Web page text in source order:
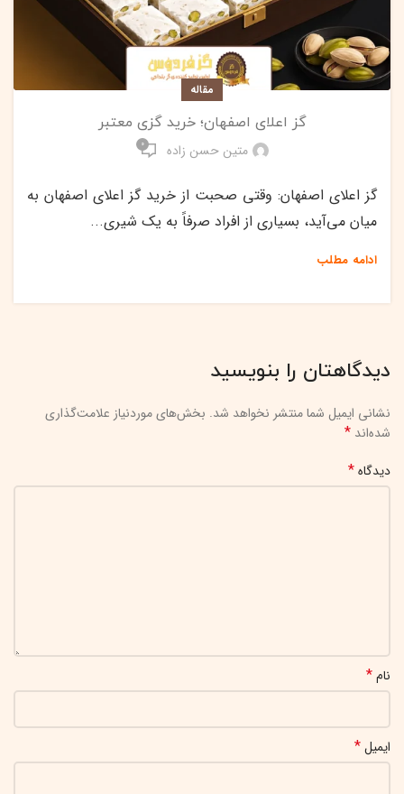
مقاله
گز اعلای اصفهان؛ خرید گزی معتبر
متین حسن زاده 0
گز اعلای اصفهان: وقتی صحبت از خرید گز اعلای اصفهان به
میان می‌آید، بسیاری از افراد صرفاً به یک شیری...
ادامه مطلب
دیدگاهتان را بنویسید
نشانی ایمیل شما منتشر نخواهد شد. بخش‌های موردنیاز علامت‌گذاری
شده‌اند *
دیدگاه*
نام*
ایمیل*